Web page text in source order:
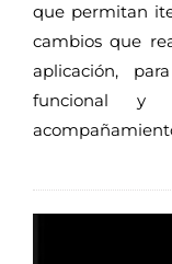
que permitan
cambios que
aplicación,
funcional y